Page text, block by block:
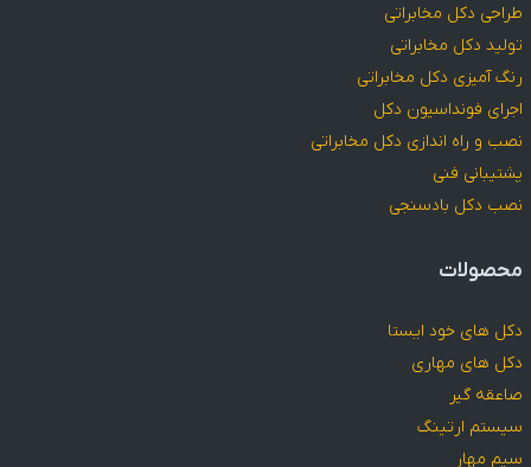
طراحی دکل مخابراتی
تولید دکل مخابراتی
رنگ آمیزی دکل مخابراتی
اجرای فونداسیون دکل
نصب و راه اندازی دکل مخابراتی
پشتیبانی فنی
نصب دکل بادسنجی
محصولات
دکل های خود ایستا
دکل های مهاری
صاعقه گیر
سیستم ارتینگ
سیم مهار